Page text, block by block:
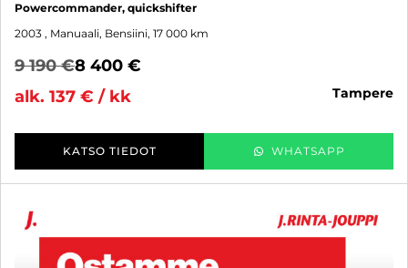
Powercommander, quickshifter
2003 , Manuaali, Bensiini, 17 000 km
9 190 €8 400 €
alk. 137 € / kk
tampere
KATSO TIEDOT WHATSAPP